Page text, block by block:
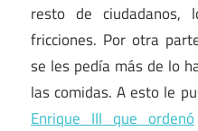
resto de ciudadanos,
fricciones. Por otra
se les pedía más de lo
las comidas. A esto le
Enrique III que ordenó